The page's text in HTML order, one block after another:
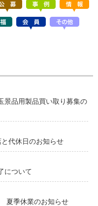
景品用製品買い取り募集の
代休日のお知らせ
について
夏季休業のお知らせ